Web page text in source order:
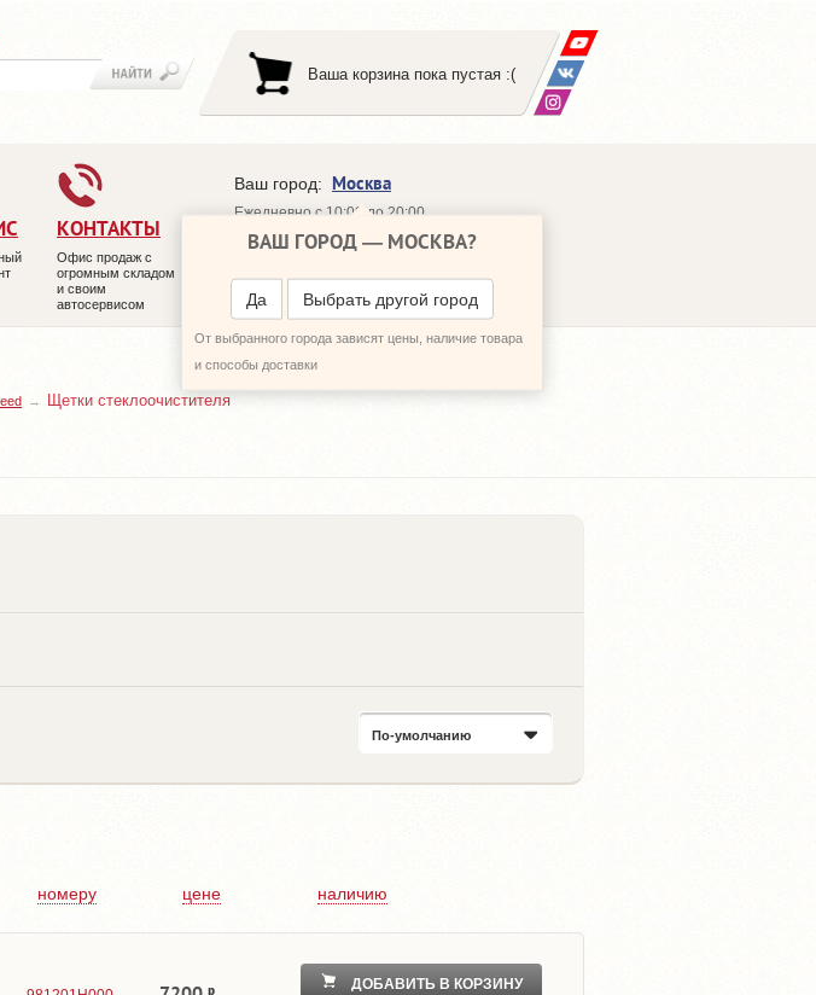
Ваша корзина пока пустая :(
КОНТАКТЫ
Офис продаж с
огромным складом
и своим
автосервисом
Ваш город: Москва
ВАШ ГОРОД — МОСКВА?
Да Выбрать другой город
От выбранного города зависят цены, наличие товара
и способы доставки
Ежедневно с 10:00 до 20:00
+7 (495) 648-64-30
ПЕРЕЗВОНИТЬ МНЕ
Щетки стеклоочистителя
По-умолчанию
номеру цене наличию
ДОБАВИТЬ В КОРЗИНУ